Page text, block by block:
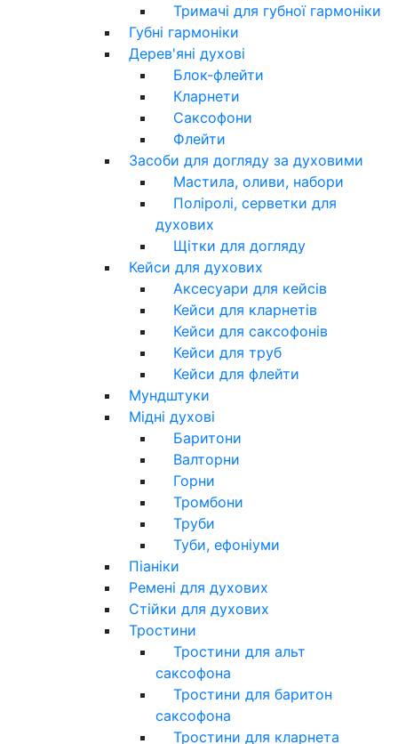
Тримачі для губної гармоніки
Губні гармоніки
Дерев'яні духові
Блок-флейти
Кларнети
Саксофони
Флейти
Засоби для догляду за духовими
Мастила, оливи, набори
Поліролі, серветки для
духових
Щітки для догляду
Кейси для духових
Аксесуари для кейсів
Кейси для кларнетів
Кейси для саксофонів
Кейси для труб
Кейси для флейти
Мундштуки
Мідні духові
Баритони
Валторни
Горни
Тромбони
Труби
Туби, ефоніуми
Піаніки
Ремені для духових
Стійки для духових
Тростини
Тростини для альт
саксофона
Тростини для баритон
саксофона
Тростини для кларнета